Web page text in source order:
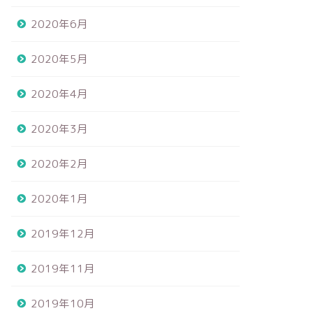
2020年6月
2020年5月
2020年4月
2020年3月
2020年2月
2020年1月
2019年12月
2019年11月
2019年10月